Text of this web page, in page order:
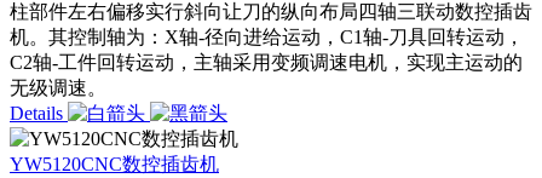
柱部件左右偏移实行斜向让刀的纵向布局四轴三联动数控插齿
机。其控制轴为：X轴-径向进给运动，C1轴-刀具回转运动，
C2轴-工件回转运动，主轴采用变频调速电机，实现主运动的
无级调速。
Details
YW5120CNC数控插齿机